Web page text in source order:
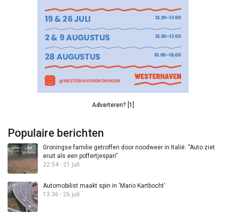
Adverteren? [1]
Populaire berichten
Groningse familie getroffen door noodweer in Italië: “Auto ziet
eruit als een poffertjespan”
22:54 - 21 juli
Automobilist maakt spin in ‘Mario Kartbocht’
13:36 - 26 juli